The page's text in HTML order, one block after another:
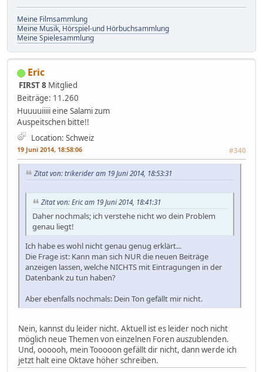
Meine Filmsammlung
Meine Musik, Hörspiel-und Hörbuchsammlung
Meine Spielesammlung
Eric
FIRST 8 Mitglied
Beiträge: 11.260
Huuuuiiiii eine Salami zum
Auspeitschen bitte!!
Location: Schweiz
19 Juni 2014, 18:58:06 #340
Zitat von: trikerider am 19 Juni 2014, 18:53:31
Zitat von: Eric am 19 Juni 2014, 18:41:31
Daher nochmals; ich verstehe nicht wo dein Problem
genau liegt!
Ich habe es wohl nicht genau genug erklärt...
Die Frage ist: Kann man sich NUR die neuen Beiträge
anzeigen lassen, welche NICHTS mit Eintragungen in der
Datenbank zu tun haben?
Aber ebenfalls nochmals: Dein Ton gefällt mir nicht.
Nein, kannst du leider nicht. Aktuell ist es leider noch nicht
möglich neue Themen von einzelnen Foren auszublenden.
Und, oooooh, mein Tooooon gefällt dir nicht, dann werde ich
jetzt halt eine Oktave höher schreiben.